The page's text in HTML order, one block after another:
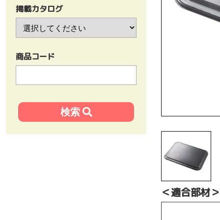
掲載カタログ
商品コード
＜適合部材＞